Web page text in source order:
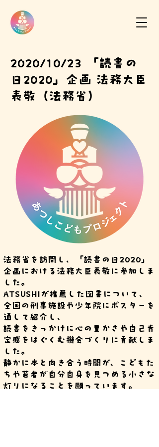
2020/10/23 「読書の
日2020」企画 法務大臣
表敬（法務省）
法務省を訪問し、「読書の日2020」
企画における法務大臣表敬に参加しま
した。
ATSUSHIが推薦した図書について、
全国の刑事施設や少年院にポスターを
通して紹介し、
読書をきっかけに心の豊かさや自己肯
定感をはぐくむ機会づくりに貢献しま
した。
静かに本と向き合う時間が、こどもた
ちや若者が自分自身を見つめる小さな
灯りになることを願っています。